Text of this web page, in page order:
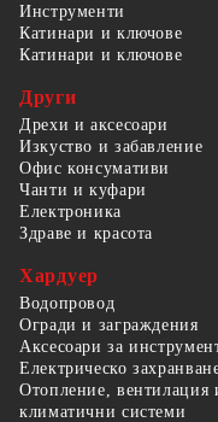
Инструменти
Катинари и ключове
Катинари и ключове
Други
Дрехи и аксесоари
Изкуство и забавление
Офис консумативи
Чанти и куфари
Електроника
Здраве и красота
Хардуер
Водопровод
Огради и заграждения
Аксесоари за
Електрическо
Отопление, вентилация
климатични системи